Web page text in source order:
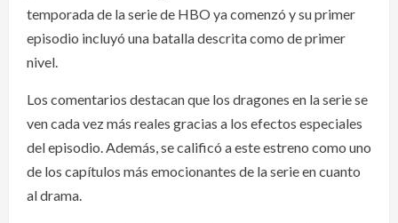
temporada de la serie de HBO ya comenzó y su primer
episodio incluyó una batalla descrita como de primer
nivel.
Los comentarios destacan que los dragones en la serie se
ven cada vez más reales gracias a los efectos especiales
del episodio. Además, se calificó a este estreno como uno
de los capítulos más emocionantes de la serie en cuanto
al drama.